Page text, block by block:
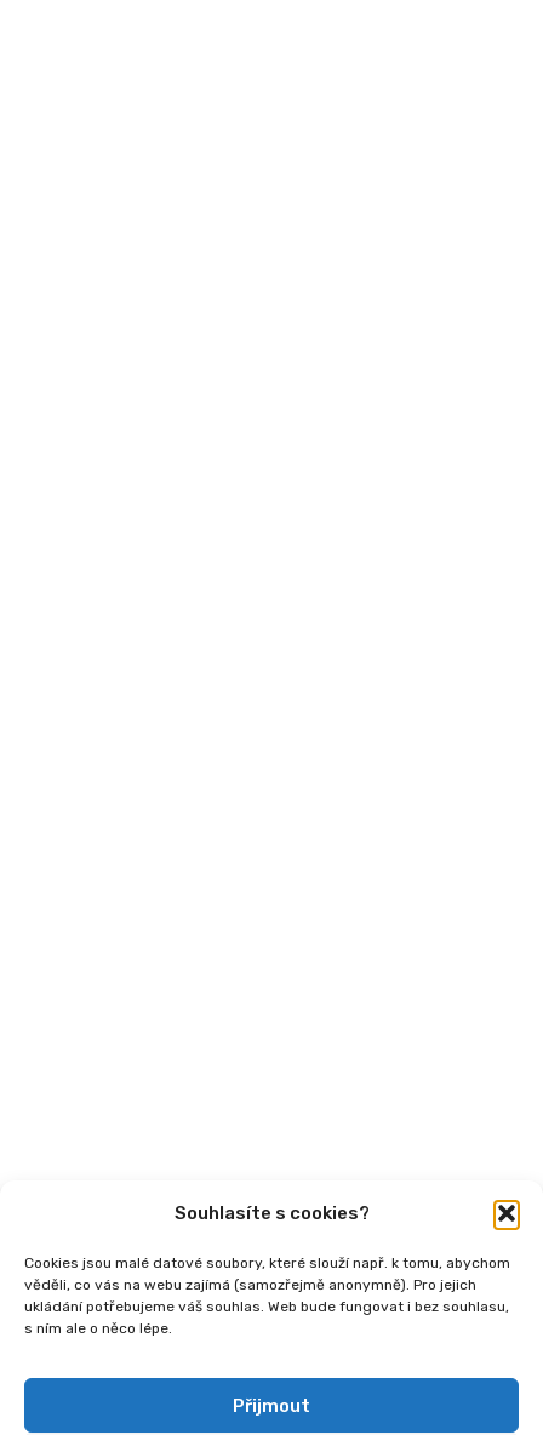
Souhlasíte s cookies?
Cookies jsou malé datové soubory, které slouží např. k tomu, abychom
věděli, co vás na webu zajímá (samozřejmě anonymně). Pro jejich
ukládání potřebujeme váš souhlas. Web bude fungovat i bez souhlasu,
s ním ale o něco lépe.
Přijmout
věcí, Institut sociálního podnikání a rozvoj osvěty v
souvislosti s novou legislativou (InSPIRO), registrační